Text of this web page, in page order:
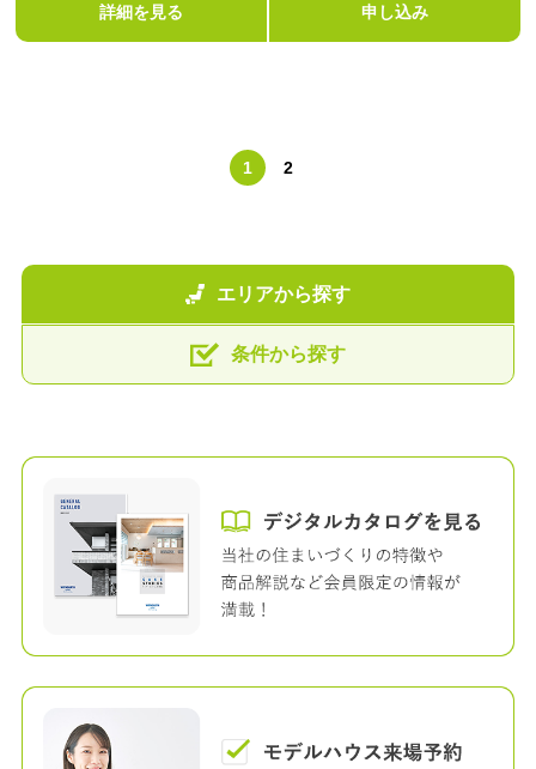
詳細を見る 申し込み
1 2
エリアから探す
条件から探す